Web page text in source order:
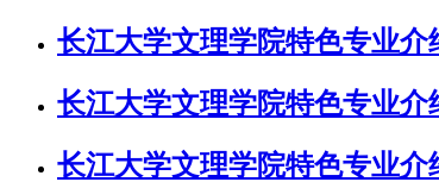
长江大学文理学院特色专业
长江大学文理学院特色专业
长江大学文理学院特色专业